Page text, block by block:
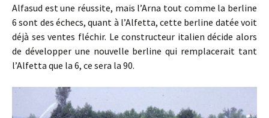
Alfasud est une réussite, mais l’Arna tout comme la berline
6 sont des échecs, quant à l’Alfetta, cette berline datée voit
déjà ses ventes fléchir. Le constructeur italien décide alors
de développer une nouvelle berline qui remplacerait tant
l’Alfetta que la 6, ce sera la 90.